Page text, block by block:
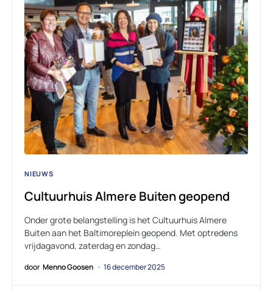
NIEUWS
Cultuurhuis Almere Buiten geopend
Onder grote belangstelling is het Cultuurhuis Almere
Buiten aan het Baltimoreplein geopend. Met optredens
vrijdagavond, zaterdag en zondag…
door Menno Goosen 16 december 2025